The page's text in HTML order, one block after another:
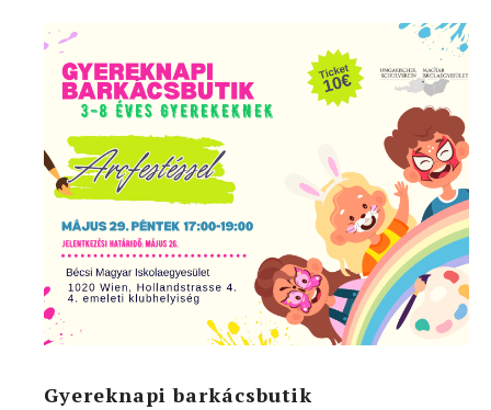
Gyereknapi barkácsbutik